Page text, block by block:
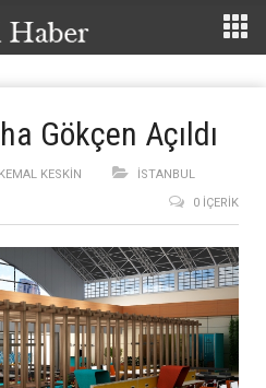
Gökçen Açıldı
KEMAL KESKIN
İSTANBUL
0 İÇERIK